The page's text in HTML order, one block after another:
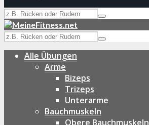
Alle Übungen
Arme
Bizeps
Trizeps
Unterarme
Bauchmuskeln
Obere Bauchmuskeln